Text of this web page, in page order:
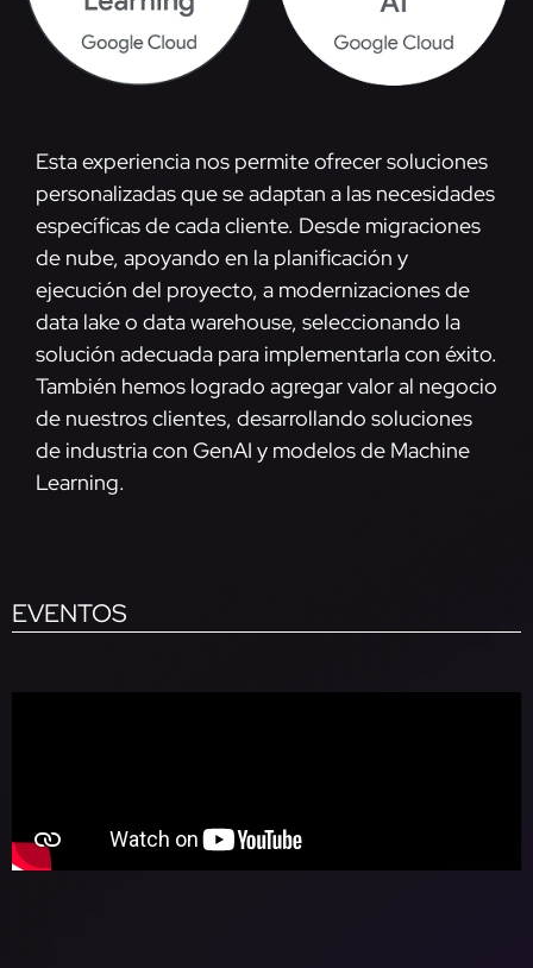
Esta experiencia nos permite ofrecer soluciones
personalizadas que se adaptan a las necesidades
específicas de cada cliente. Desde migraciones
de nube, apoyando en la planificación y
ejecución del proyecto, a modernizaciones de
data lake o data warehouse, seleccionando la
solución adecuada para implementarla con éxito.
También hemos logrado agregar valor al negocio
de nuestros clientes, desarrollando soluciones
de industria con GenAI y modelos de Machine
Learning.
EVENTOS